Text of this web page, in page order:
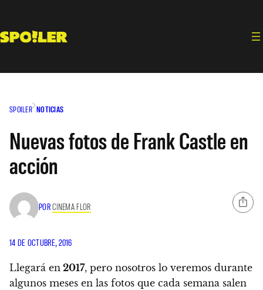
contenido
SPOILER NOTICIAS
Nuevas fotos de Frank Castle en
acción
PORCINEMA FLOR
14 DE OCTUBRE, 2016
Llegará en 2017, pero nosotros lo veremos durante
algunos meses en las fotos que cada semana salen